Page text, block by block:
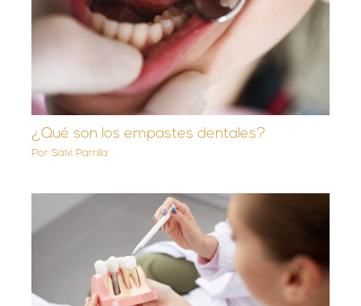
¿Qué son los empastes dentales?
PorSalvi Parrilla